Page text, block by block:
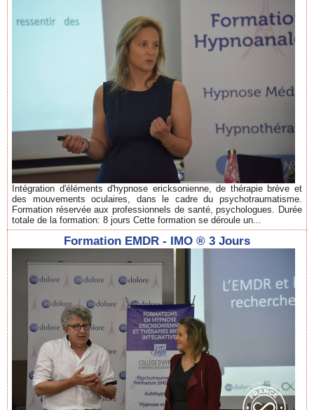
Intégration d'éléments d'hypnose ericksonienne, de thérapie brève et
des mouvements oculaires, dans le cadre du psychotraumatisme.
Formation réservée aux professionnels de santé, psychologues. Durée
totale de la formation: 8 jours Cette formation se déroule un...
Formation EMDR - IMO ® 3 Jours